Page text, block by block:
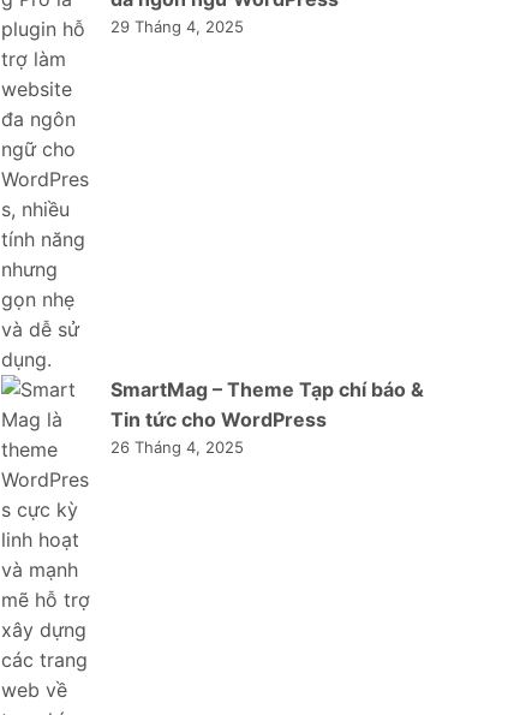
29 Tháng 4, 2025
SmartMag – Theme Tạp chí báo &
Tin tức cho WordPress
26 Tháng 4, 2025